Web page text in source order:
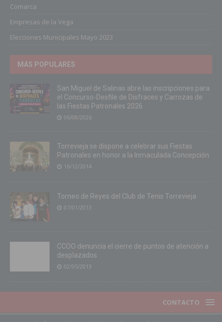
Comarca
Empresas de la Vega
Elecciones Municipales Mayo 2023
MÁS POPULARES
San Miguel de Salinas abre las inscripciones para
el Concurso-Desfile de Disfraces y Carrozas de
las Fiestas Patronales 2026
06/08/2026
Torrevieja se dispone a celebrar sus Fiestas
Patronales en honor a la Inmaculada Concepción
16/12/2014
Torneo de Reyes del Club de Tenis Torrevieja
07/01/2013
CCOO denuncia el cierre de puntos de atención a
desplazados
02/05/2013
CONTACTO